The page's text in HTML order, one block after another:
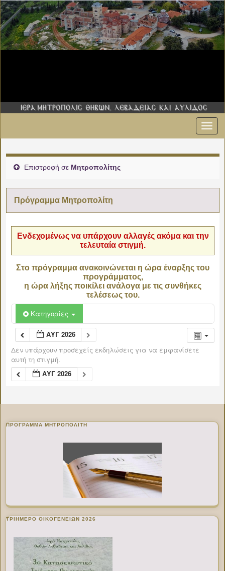
Επιστροφή σε Μητροπολίτης
Πρόγραμμα Μητροπολίτη
Ενδεχομένως να υπάρχουν αλλαγές ακόμα και την
τελευταία στιγμή.
Στο πρόγραμμα ανακοινώνεται η ώρα έναρξης του
προγράμματος,
η ώρα λήξης ποικίλει ανάλογα με τις συνθήκες
τελέσεως του.
Κατηγορίες
ΑΥΓ 2026
Δεν υπάρχουν προσεχείς εκδηλώσεις για να εμφανίσετε
αυτή τη στιγμή.
ΑΥΓ 2026
ΠΡΌΓΡΑΜΜΑ ΜΗΤΡΟΠΟΛΊΤΗ
ΤΡΙΗΜΕΡΟ ΟΙΚΟΓΕΝΕΙΩΝ 2026